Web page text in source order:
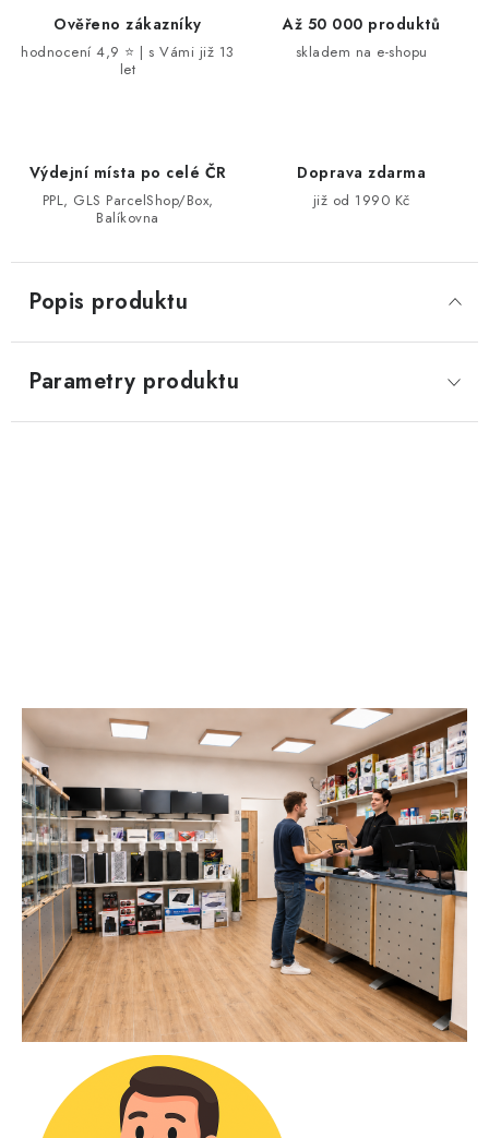
Ověřeno zákazníky
hodnocení 4,9 ⭐ | s Vámi již 13
let
Až 50 000 produktů
skladem na e-shopu
Výdejní místa po celé ČR
PPL, GLS ParcelShop/Box,
Balíkovna
Doprava zdarma
již od 1990 Kč
Popis produktu
Parametry produktu